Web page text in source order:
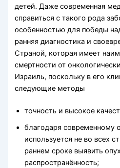
детей. Даже современная
справиться с такого рода
особенностью для победы
ранняя диагностика и
Страной, которая имеет
смертности от
Израиль, поскольку в его
следующие методы
точность и высокое
благодаря современному
используется не во всех
раннем сроке выявить
распространённость;